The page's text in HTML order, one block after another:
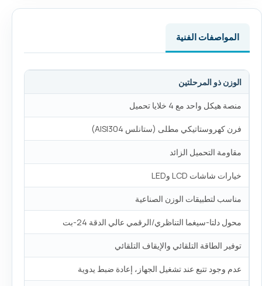
المواصفات الفنية
الوزن ذو المرحلتين
منصة هيكل واحد مع 4 خلايا تحميل
فرن كهروستاتيكي مطلى (ستانلس AISI304)
مقاومة التحميل الزائد
خيارات شاشات LCD وLED
مناسب لتطبيقات الوزن الصناعية
محول دلتا-سيغما التناظري/الرقمي عالي الدقة 24-بت
توفير الطاقة التلقائي والإيقاف التلقائي
عدم وجود تتبع عند تشغيل الجهاز، إعادة ضبط يدوية